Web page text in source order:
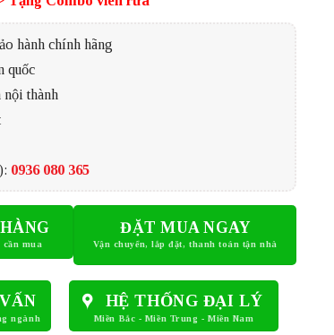
hành chính hãng
quốc
thành
0936 080 365
ĐẶT MUA NGAY
HỆ THỐNG ĐẠI LÝ